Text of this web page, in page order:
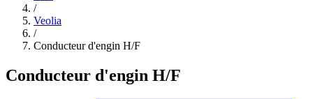
/
Veolia
/
Conducteur d'engin H/F
Conducteur d'engin H/F